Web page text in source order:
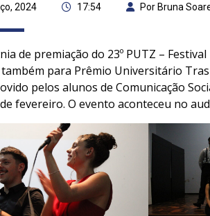
2024 17:54 Por Bruna
de premiação do 23º PUTZ –
para Prêmio Universitário
pelos alunos de Comunicação
fevereiro. O evento aconteceu no